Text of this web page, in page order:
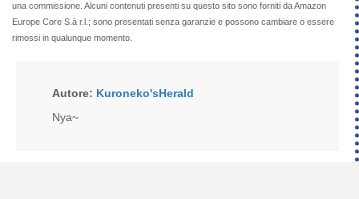
una commissione. Alcuni contenuti presenti su questo sito sono forniti da Amazon
Europe Core S.à r.l.; sono presentati senza garanzie e possono cambiare o essere
rimossi in qualunque momento.
Autore: Kuroneko'sHerald
Nya~